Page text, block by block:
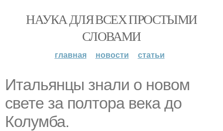
НАУКА ДЛЯ ВСЕХ ПРОСТЫМИ
СЛОВАМИ
главная новости статьи
Итальянцы знали о новом
свете за полтора века до
Колумба.